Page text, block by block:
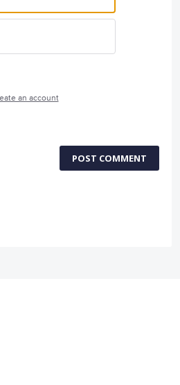
an account
POST COMMENT